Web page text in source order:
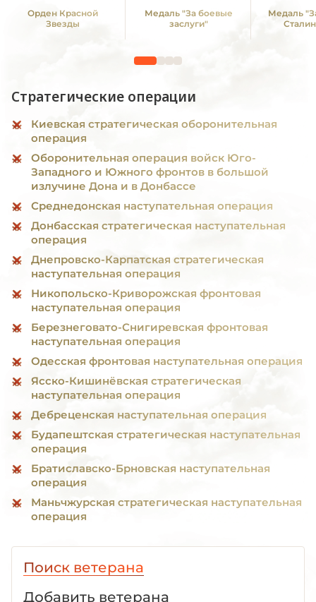
Орден Красной
Звезды
Медаль "За боевые
заслуги"
Медаль
Стратегические операции
Киевская стратегическая оборонительная
операция
Оборонительная операция войск Юго-
Западного и Южного фронтов в большой
излучине Дона и в Донбассе
Среднедонская наступательная операция
Донбасская стратегическая наступательная
операция
Днепровско-Карпатская стратегическая
наступательная операция
Никопольско-Криворожская фронтовая
наступательная операция
Березнеговато-Снигиревская фронтовая
наступательная операция
Одесская фронтовая наступательная операция
Ясско-Кишинёвская стратегическая
наступательная операция
Дебреценская наступательная операция
Будапештская стратегическая наступательная
операция
Братиславско-Брновская наступательная
операция
Маньчжурская стратегическая наступательная
операция
Поиск ветерана
Добавить ветерана